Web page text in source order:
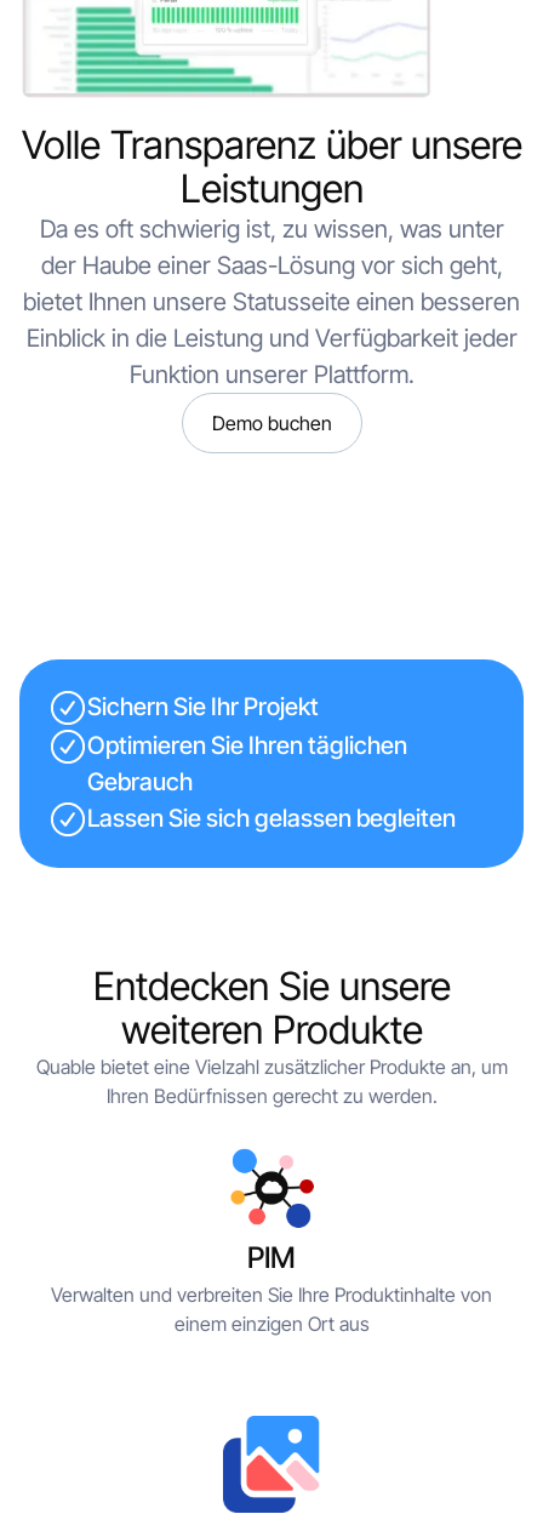
Volle Transparenz über unsere
Leistungen
Da es oft schwierig ist, zu wissen, was unter
der Haube einer Saas-Lösung vor sich geht,
bietet Ihnen unsere Statusseite einen besseren
Einblick in die Leistung und Verfügbarkeit jeder
Funktion unserer Plattform.
Demo buchen
Sichern Sie Ihr Projekt
Optimieren Sie Ihren täglichen
Gebrauch
Lassen Sie sich gelassen begleiten
Entdecken Sie unsere
weiteren Produkte
Quable bietet eine Vielzahl zusätzlicher Produkte an, um
Ihren Bedürfnissen gerecht zu werden.
PIM
Verwalten und verbreiten Sie Ihre Produktinhalte von
einem einzigen Ort aus